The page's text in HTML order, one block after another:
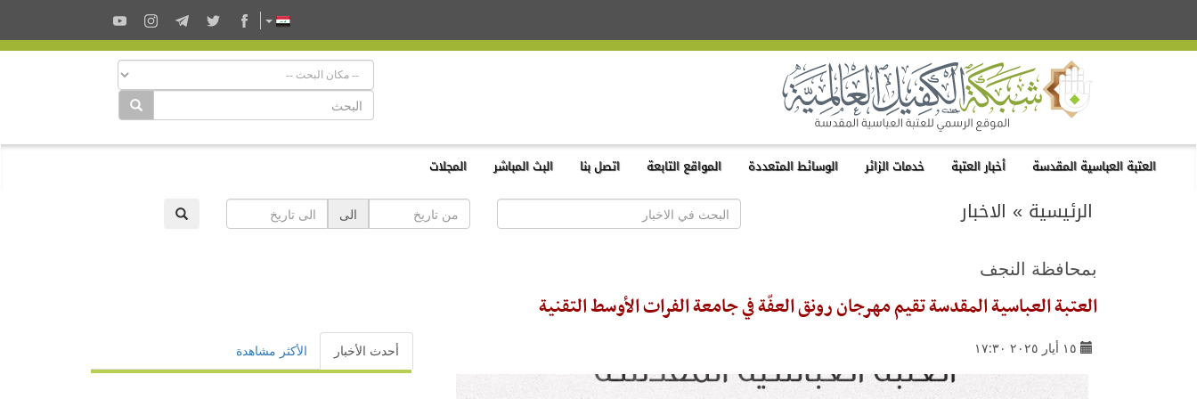
العتبة العباسية المقدسة أخبار العتبة خدمات الزائر الوسائط المتعددة المواقع التابعة اتصل بنا البث المباشر المجلات
الرئيسية » الاخبار الى
بمحافظة النجف
العتبة العباسية المقدسة تقيم مهرجان رونق العفّة في جامعة الفرات الأوسط التقنية
١٥ أيار ٢٠٢٥ ١٧:٣٠ أحدث الأخبار الأكثر مشاهدة